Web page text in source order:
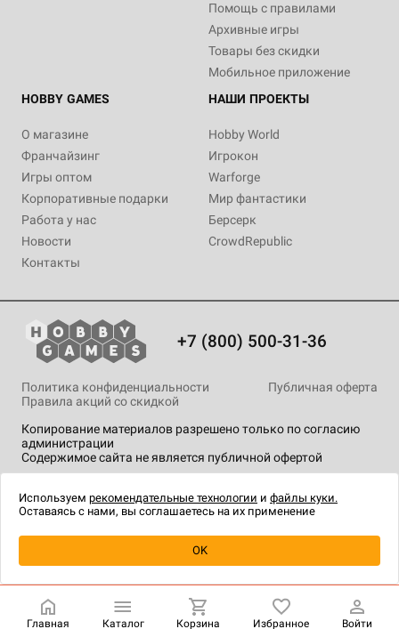
Уведомить о наличии
Помощь с правилами
Архивные игры
Товары без скидки
Мобильное приложение
HOBBY GAMES
О магазине
Франчайзинг
Игры оптом
Корпоративные подарки
Работа у нас
Новости
Контакты
НАШИ ПРОЕКТЫ
Hobby World
Игрокон
Warforge
Мир фантастики
Берсерк
CrowdRepublic
+7 (800) 500-31-36
Копирование материалов разрешено только по согласию
администрации
Содержимое сайта не является публичной офертой
Политика конфиденциальности
Публичная оферта
Правила акций со скидкой
технологии.
Главная Каталог Корзина Избранное Войти
Используем рекомендательные технологии и файлы куки.
Оставаясь с нами, вы соглашаетесь на их применение
OK